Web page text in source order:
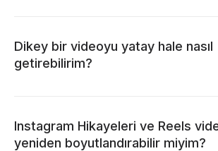
Dikey bir videoyu yatay hale nasıl
getirebilirim?
Instagram Hikayeleri ve Reels
yeniden boyutlandırabilir miyim?